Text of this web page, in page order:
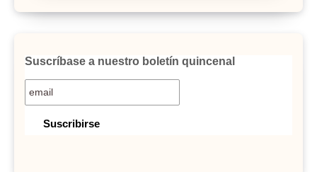
Suscríbase a nuestro boletín quincenal